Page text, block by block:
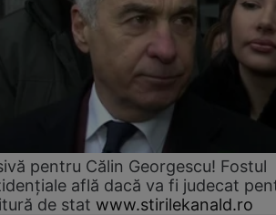
pentru Călin Georgescu! Fostul
află dacă va fi judecat
de stat www.stirilekanald.ro